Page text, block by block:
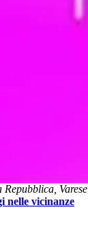
Repubblica, Varese
nelle vicinanze